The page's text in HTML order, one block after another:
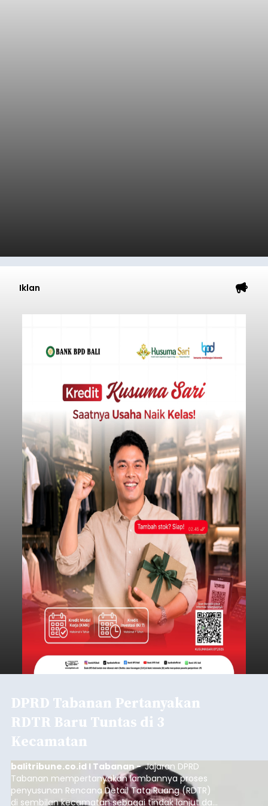
Iklan
DPRD Tabanan Pertanyakan
RDTR Baru Tuntas di 3
Kecamatan
balitribune.co.id I Tabanan -Jajaran DPRD
Tabanan mempertanyakan lambannya proses
penyusunan Rencana Detail Tata Ruang (RDTR)
di sembilan kecamatan sebagai tindak lanjut dari